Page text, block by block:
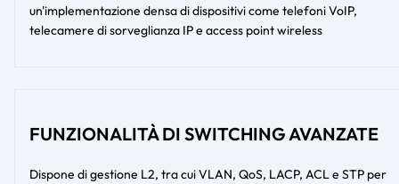
un'implementazione densa di dispositivi come telefoni VoIP,
telecamere di sorveglianza IP e access point wireless
FUNZIONALITÀ DI SWITCHING AVANZATE
Dispone di gestione L2, tra cui VLAN, QoS, LACP, ACL e STP per